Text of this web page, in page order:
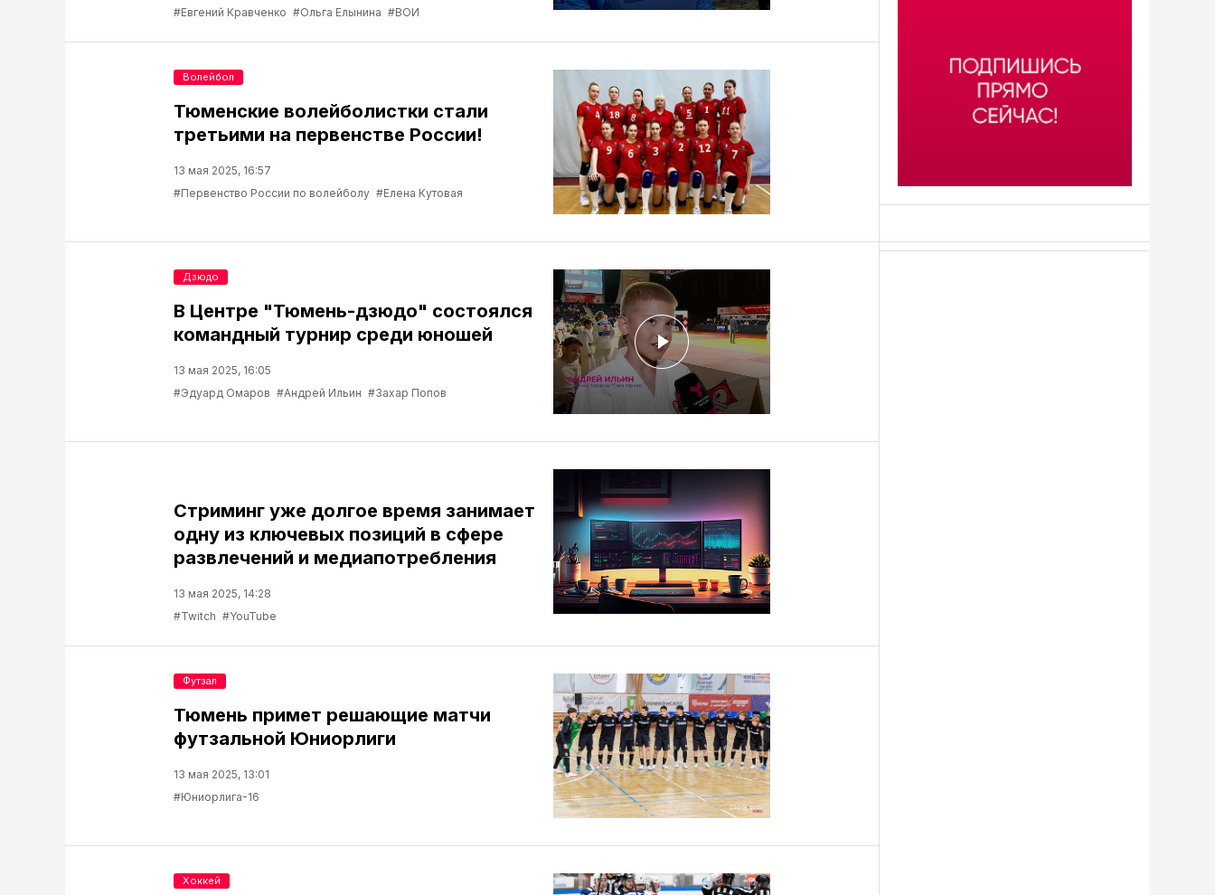
#Евгений Кравченко #Ольга Елынина #ВОИ
Тюменские волейболистки стали
третьими на первенстве России!
13 мая 2025, 16:57
#Первенство России по волейболу #Елена Кутовая
Волейбол
В Центре "Тюмень-дзюдо" состоялся
командный турнир среди юношей
13 мая 2025, 16:05
#Эдуард Омаров #Андрей Ильин #Захар Попов
Дзюдо
Стриминг уже долгое время занимает
одну из ключевых позиций в сфере
развлечений и медиапотребления
13 мая 2025, 14:28
#Twitch #YouTube
Тюмень примет решающие матчи
футзальной Юниорлиги
13 мая 2025, 13:01
#Юниорлига-16
Футзал
Хоккей